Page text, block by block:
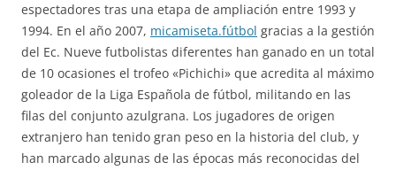
espectadores tras una etapa de ampliación entre 1993 y
1994. En el año 2007, micamiseta.fútbol gracias a la gestión
del Ec. Nueve futbolistas diferentes han ganado en un total
de 10 ocasiones el trofeo «Pichichi» que acredita al máximo
goleador de la Liga Española de fútbol, militando en las
filas del conjunto azulgrana. Los jugadores de origen
extranjero han tenido gran peso en la historia del club, y
han marcado algunas de las épocas más reconocidas del